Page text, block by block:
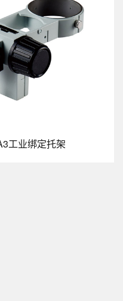
工业绑定托架